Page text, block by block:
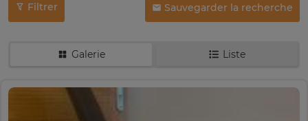
Filtrer Sauvegarder la recherche
Galerie Liste